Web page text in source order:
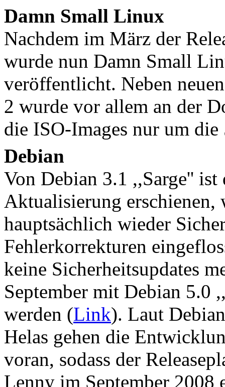
Damn Small Linux
Nachdem im März der
wurde nun Damn Small
veröffentlicht. Neben
2 wurde vor allem an der
die ISO-Images nur um
Debian
Von Debian 3.1 ,,Sarge'' ist
Aktualisierung erschienen,
hauptsächlich wieder
Fehlerkorrekturen
keine Sicherheitsupdates
September mit Debian 5.0
werden (Link). Laut
Helas gehen die
voran, sodass der
Lenny im September 2008